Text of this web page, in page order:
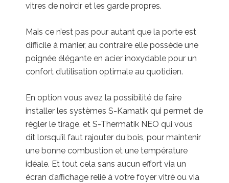
vitres de noircir et les garde propres.
Mais ce n’est pas pour autant que la porte est
difficile à manier, au contraire elle possède une
poignée élégante en acier inoxydable pour un
confort d’utilisation optimale au quotidien.
En option vous avez la possibilité de faire
installer les systèmes S-Kamatik qui permet de
régler le tirage, et S-Thermatik NEO qui vous
dit lorsqu’il faut rajouter du bois, pour maintenir
une bonne combustion et une température
idéale. Et tout cela sans aucun effort via un
écran d’affichage relié à votre foyer vitré ou via